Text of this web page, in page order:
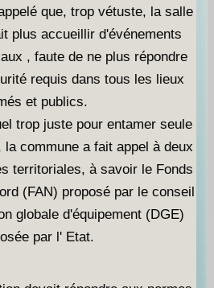
que, trop vétuste, la salle
plus accueillir d'événements
, faute de ne plus répondre
requis dans tous les lieux
et publics.
trop juste pour entamer seule
commune a fait appel à deux
territoriales, à savoir le Fonds
(FAN) proposé par le conseil
globale d'équipement (DGE)
par l' Etat.